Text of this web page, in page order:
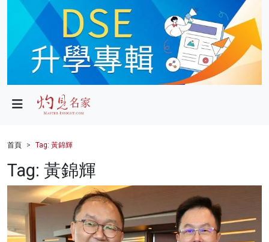
政局
財經
健康
商業
科技
首頁 Tag: 黃錦輝
Tag: 黃錦輝